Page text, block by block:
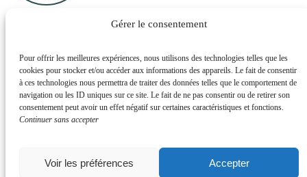
Gérer le consentement
Pour offrir les meilleures expériences, nous utilisons des technologies telles que les
cookies pour stocker et/ou accéder aux informations des appareils. Le fait de consentir
à ces technologies nous permettra de traiter des données telles que le comportement de
navigation ou les ID uniques sur ce site. Le fait de ne pas consentir ou de retirer son
consentement peut avoir un effet négatif sur certaines caractéristiques et fonctions.
Continuer sans accepter
Accepter
Voir les préférences
Urologie Paris Opéra
Rein et uretères Vessie Prostate
Appareil
génital femme
Appareil génital hommeActualités Tarifs
Contact
Agence Antipodes Médical
Déclaration de confidentialité (UE)
Conditions générales
Français
This site is registered onwpml.org
as a development site. Switch to a